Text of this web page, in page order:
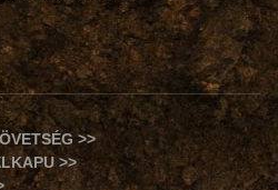
>>
>>